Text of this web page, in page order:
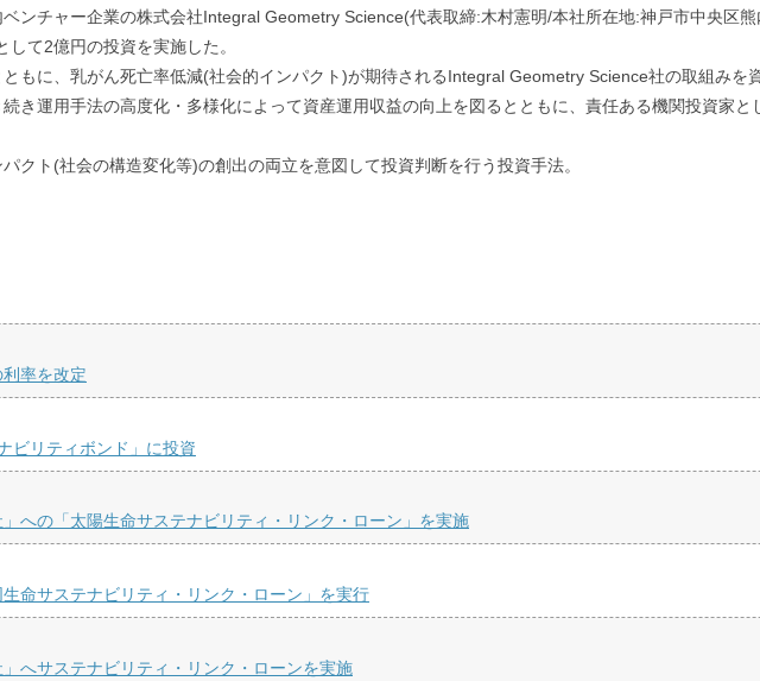
ンチャー企業の株式会社Integral Geometry Science(代表取締:木村憲明/本社所在地:神戸市中央区
て2億円の投資を実施した。
もに、乳がん死亡率低減(社会的インパクト)が期待されるIntegral Geometry Science社の取組みを
運用手法の高度化・多様化によって資産運用収益の向上を図るとともに、責任ある機関投資家と
クト(社会の構造変化等)の創出の両立を意図して投資判断を行う投資手法。
率を改定
ビリティボンド」に投資
への「太陽生命サステナビリティ・リンク・ローン」を実施
命サステナビリティ・リンク・ローン」を実行
へサステナビリティ・リンク・ローンを実施